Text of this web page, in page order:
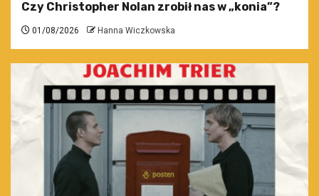
Czy Christopher Nolan zrobił nas w „konia”?
01/08/2026 Hanna Wiczkowska